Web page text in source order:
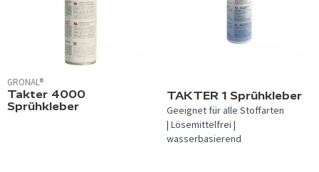
GRONAL®
Takter 4000
Sprühkleber
TAKTER 1 Sprühkleber
Geeignet für alle Stoffarten
| Lösemittelfrei |
wasserbasierend